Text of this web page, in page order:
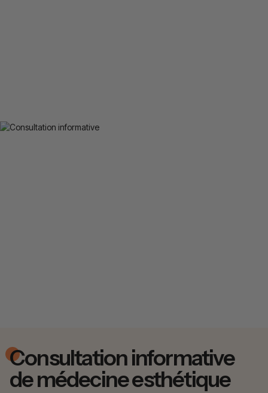
Consultation informative
de médecine esthétique